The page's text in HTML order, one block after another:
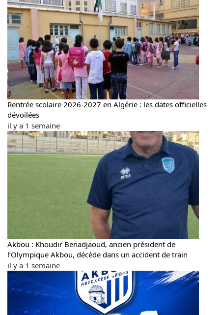
Rentrée scolaire 2026-2027 en Algérie : les dates officielles
dévoilées
il y a 1 semaine
Akbou : Khoudir Benadjaoud, ancien président de
l’Olympique Akbou, décède dans un accident de train
il y a 1 semaine